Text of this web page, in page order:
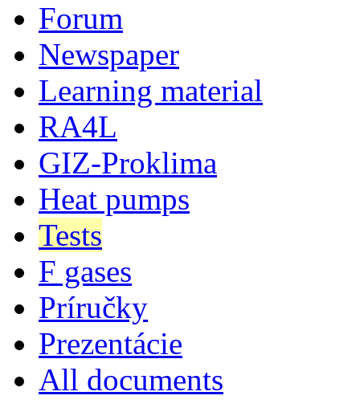
Forum
Newspaper
Learning material
RA4L
GIZ-Proklima
Heat pumps
Tests
F gases
Príručky
Prezentácie
All documents